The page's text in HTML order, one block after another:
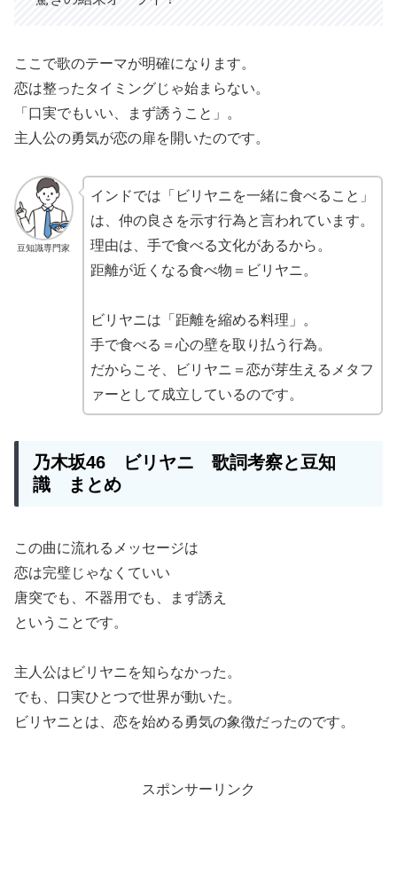
ここで歌のテーマが明確になります。
恋は整ったタイミングじゃ始まらない。
「口実でもいい、まず誘うこと」。
主人公の勇気が恋の扉を開いたのです。
豆知識専門家
インドでは「ビリヤニを一緒に食べること」
は、仲の良さを示す行為と言われています。
理由は、手で食べる文化があるから。
距離が近くなる食べ物＝ビリヤニ。
ビリヤニは「距離を縮める料理」。
手で食べる＝心の壁を取り払う行為。
だからこそ、ビリヤニ＝恋が芽生えるメタフ
ァーとして成立しているのです。
乃木坂46 ビリヤニ 歌詞考察と豆知
識 まとめ
この曲に流れるメッセージは
恋は完璧じゃなくていい
唐突でも、不器用でも、まず誘え
ということです。
主人公はビリヤニを知らなかった。
でも、口実ひとつで世界が動いた。
ビリヤニとは、恋を始める勇気の象徴だったのです。
スポンサーリンク